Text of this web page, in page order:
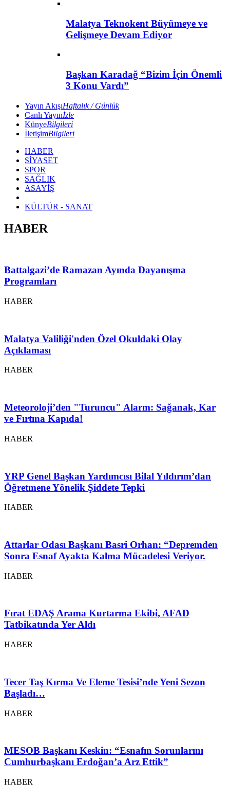
Malatya Teknokent Büyümeye ve
Gelişmeye Devam Ediyor
Başkan Karadağ “Bizim İçin Önemli
3 Konu Vardı”
Yayın AkışıHaftalık / Günlük
Canlı Yayınİzle
KünyeBilgileri
İletişimBilgileri
HABER
SİYASET
SPOR
SAĞLIK
ASAYİŞ
KÜLTÜR - SANAT
HABER
Battalgazi’de Ramazan Ayında Dayanışma
Programları
HABER
Malatya Valiliği'nden Özel Okuldaki Olay
Açıklaması
HABER
Meteoroloji’den "Turuncu" Alarm: Sağanak, Kar
ve Fırtına Kapıda!
HABER
YRP Genel Başkan Yardımcısı Bilal Yıldırım’dan
Öğretmene Yönelik Şiddete Tepki
HABER
Attarlar Odası Başkanı Basri Orhan: “Depremden
Sonra Esnaf Ayakta Kalma Mücadelesi Veriyor.
HABER
Fırat EDAŞ Arama Kurtarma Ekibi, AFAD
Tatbikatında Yer Aldı
HABER
Tecer Taş Kırma Ve Eleme Tesisi’nde Yeni Sezon
Başladı…
HABER
MESOB Başkanı Keskin: “Esnafın Sorunlarını
Cumhurbaşkanı Erdoğan’a Arz Ettik”
HABER